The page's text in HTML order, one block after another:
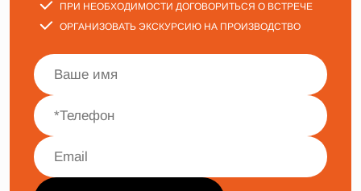
ПРИ НЕОБХОДИМОСТИ ДОГОВОРИТЬСЯ О ВСТРЕЧЕ
ОРГАНИЗОВАТЬ ЭКСКУРСИЮ НА ПРОИЗВОДСТВО